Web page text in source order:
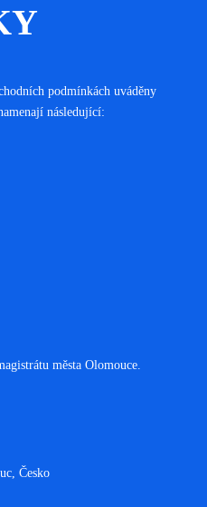
podmínkách uváděny
následující:
města Olomouce.
Česko